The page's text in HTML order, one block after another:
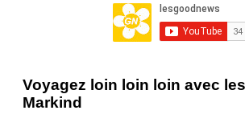
Voyagez loin loin loin avec
Markind